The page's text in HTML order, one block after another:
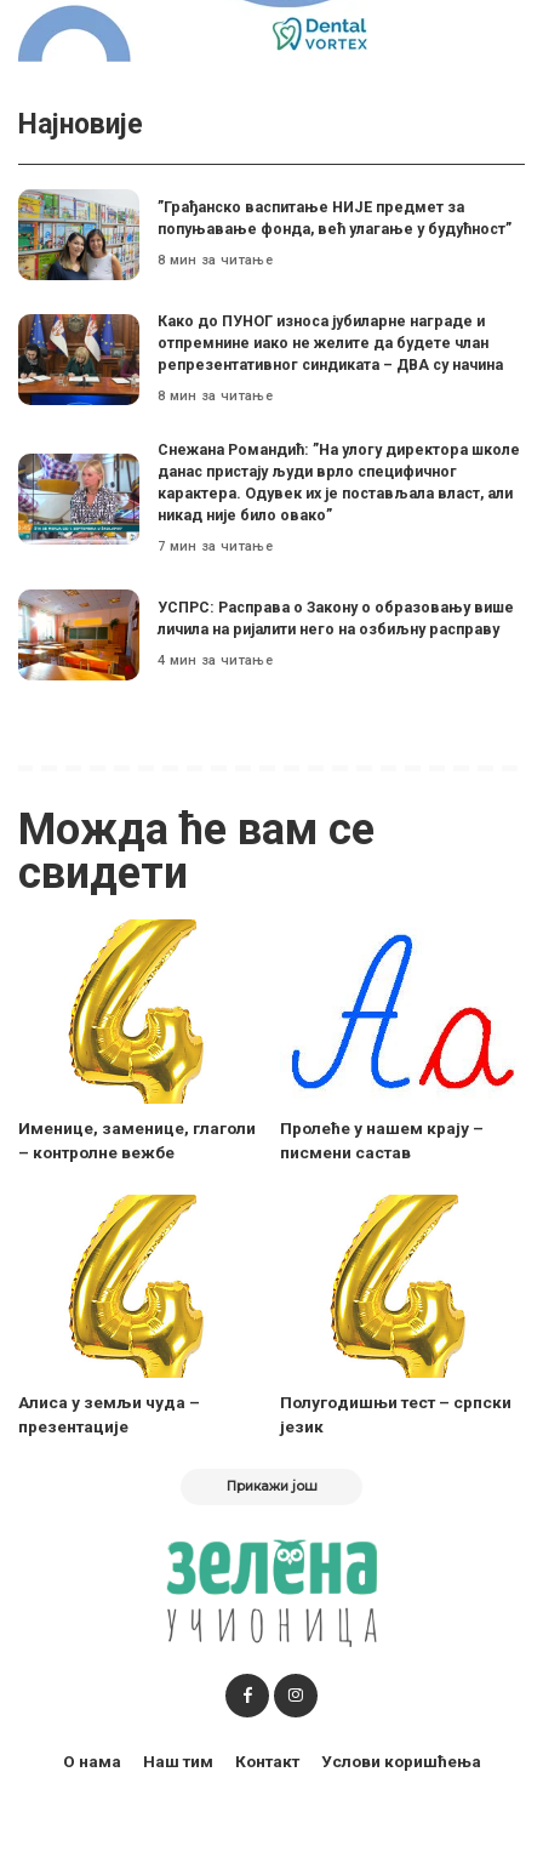
Најновије
”Грађанско васпитање НИЈЕ предмет за
попуњавање фонда, већ улагање у будућност”
8 мин за читање
Како до ПУНОГ износа јубиларне награде и
отпремнине иако не желите да будете члан
репрезентативног синдиката – ДВА су начина
8 мин за читање
Снежана Романдић: ”На улогу директора школе
данас пристају људи врло специфичног
карактера. Одувек их је постављала власт, али
никад није било овако”
7 мин за читање
УСПРС: Расправа о Закону о образовању више
личила на ријалити него на озбиљну расправу
4 мин за читање
Можда ће вам се
свидети
Именице, заменице, глаголи
– контролне вежбе
Пролеће у нашем крају –
писмени састав
Aлиса у земљи чуда –
презентације
Полугодишњи тест – српски
језик
Прикажи још
О нама Наш тим Контакт Услови коришћења